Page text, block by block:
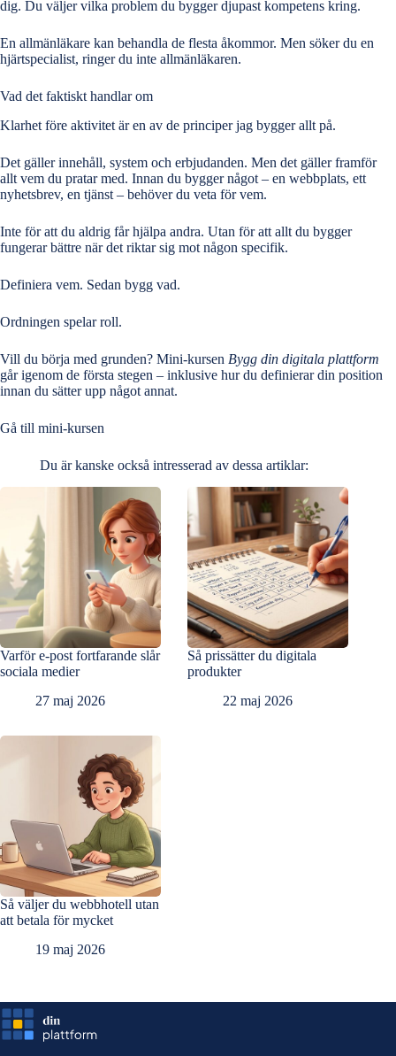
dig. Du väljer vilka problem du bygger djupast kompetens kring.
En allmänläkare kan behandla de flesta åkommor. Men söker du en
hjärtspecialist, ringer du inte allmänläkaren.
Vad det faktiskt handlar om
Klarhet före aktivitet är en av de principer jag bygger allt på.
Det gäller innehåll, system och erbjudanden. Men det gäller framför
allt vem du pratar med. Innan du bygger något – en webbplats, ett
nyhetsbrev, en tjänst – behöver du veta för vem.
Inte för att du aldrig får hjälpa andra. Utan för att allt du bygger
fungerar bättre när det riktar sig mot någon specifik.
Definiera vem. Sedan bygg vad.
Ordningen spelar roll.
Vill du börja med grunden? Mini-kursen Bygg din digitala plattform
går igenom de första stegen – inklusive hur du definierar din position
innan du sätter upp något annat.
Gå till mini-kursen
Du är kanske också intresserad av dessa artiklar:
Varför e-post fortfarande slår
sociala medier
27 maj 2026
Så prissätter du digitala
produkter
22 maj 2026
Så väljer du webbhotell utan
att betala för mycket
19 maj 2026